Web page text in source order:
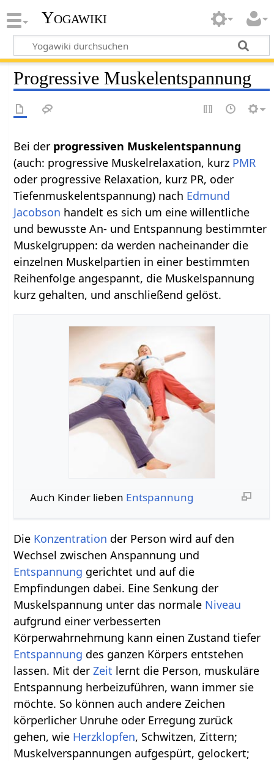
Yogawiki
Progressive Muskelentspannung
Bei der progressiven Muskelentspannung
(auch: progressive Muskelrelaxation, kurz PMR
oder progressive Relaxation, kurz PR, oder
Tiefenmuskelentspannung) nach Edmund
Jacobson handelt es sich um eine willentliche
und bewusste An- und Entspannung bestimmter
Muskelgruppen: da werden nacheinander die
einzelnen Muskelpartien in einer bestimmten
Reihenfolge angespannt, die Muskelspannung
kurz gehalten, und anschließend gelöst.
Auch Kinder lieben Entspannung
Die Konzentration der Person wird auf den
Wechsel zwischen Anspannung und
Entspannung gerichtet und auf die
Empfindungen dabei. Eine Senkung der
Muskelspannung unter das normale Niveau
aufgrund einer verbesserten
Körperwahrnehmung kann einen Zustand tiefer
Entspannung des ganzen Körpers entstehen
lassen. Mit derZeit lernt die Person, muskuläre
Entspannung herbeizuführen, wann immer sie
möchte. So können auch andere Zeichen
körperlicher Unruhe oder Erregung zurück
gehen, wie Herzklopfen, Schwitzen, Zittern;
Muskelverspannungen aufgespürt, gelockert;